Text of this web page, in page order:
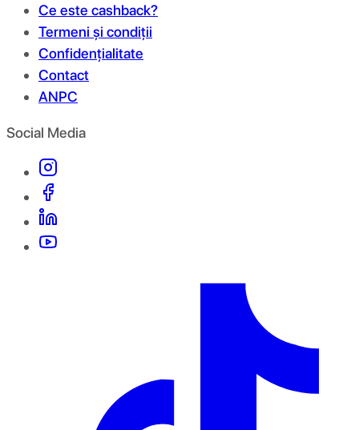
Ce este cashback?
Termeni și condiții
Confidențialitate
Contact
ANPC
Social Media